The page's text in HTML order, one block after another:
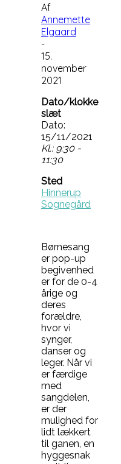
Af
Annemette
Elgaard
-
15.
november
2021
Dato/klokke
slæt
Dato:
15/11/2021
Kl.: 9:30 -
11:30
Sted
Hinnerup
Sognegård
Børnesang
er pop-up
begivenhed
er for de 0-4
årige og
deres
forældre,
hvor vi
synger,
danser og
leger. Når vi
er færdige
med
sangdelen,
er der
mulighed for
lidt lækkert
til ganen, en
hyggesnak